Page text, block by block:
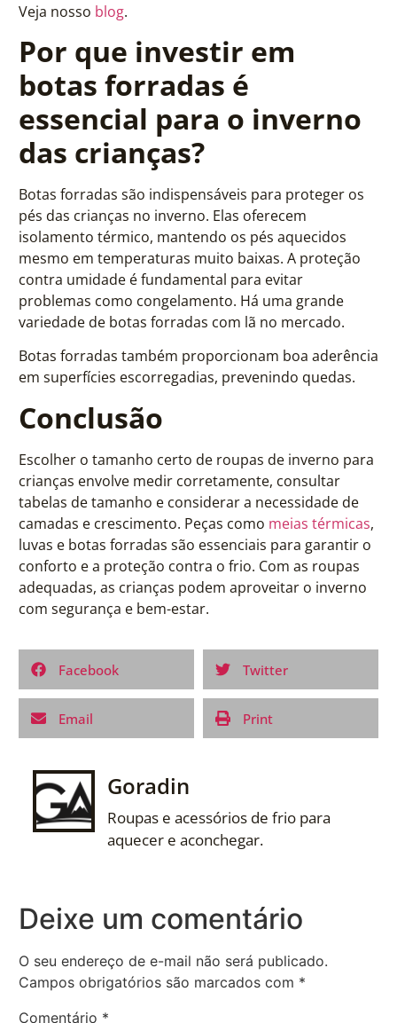
Veja nosso blog.
Por que investir em
botas forradas é
essencial para o inverno
das crianças?
Botas forradas são indispensáveis para proteger os
pés das crianças no inverno. Elas oferecem
isolamento térmico, mantendo os pés aquecidos
mesmo em temperaturas muito baixas. A proteção
contra umidade é fundamental para evitar
problemas como congelamento. Há uma grande
variedade de botas forradas com lã no mercado.
Botas forradas também proporcionam boa aderência
em superfícies escorregadias, prevenindo quedas.
Conclusão
Escolher o tamanho certo de roupas de inverno para
crianças envolve medir corretamente, consultar
tabelas de tamanho e considerar a necessidade de
camadas e crescimento. Peças como meias térmicas,
luvas e botas forradas são essenciais para garantir o
conforto e a proteção contra o frio. Com as roupas
adequadas, as crianças podem aproveitar o inverno
com segurança e bem-estar.
Facebook Twitter
Email Print
Goradin
Roupas e acessórios de frio para
aquecer e aconchegar.
Deixe um comentário
O seu endereço de e-mail não será publicado.
Campos obrigatórios são marcados com *
Comentário *